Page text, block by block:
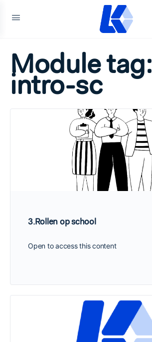
Module tag:
intro-sc
3.Rollen op school
Open to access this content